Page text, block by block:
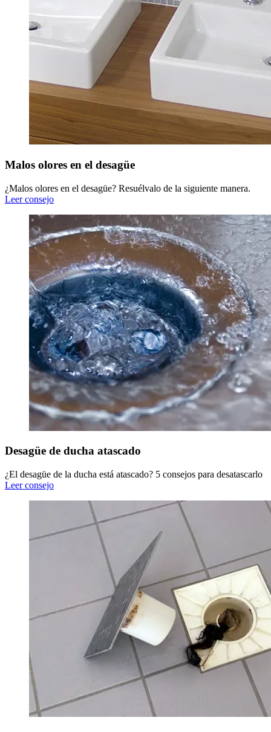
Malos olores en el desagüe
¿Malos olores en el desagüe? Resuélvalo de la siguiente manera.
Leer consejo
Desagüe de ducha atascado
¿El desagüe de la ducha está atascado? 5 consejos para desatascarlo
Leer consejo